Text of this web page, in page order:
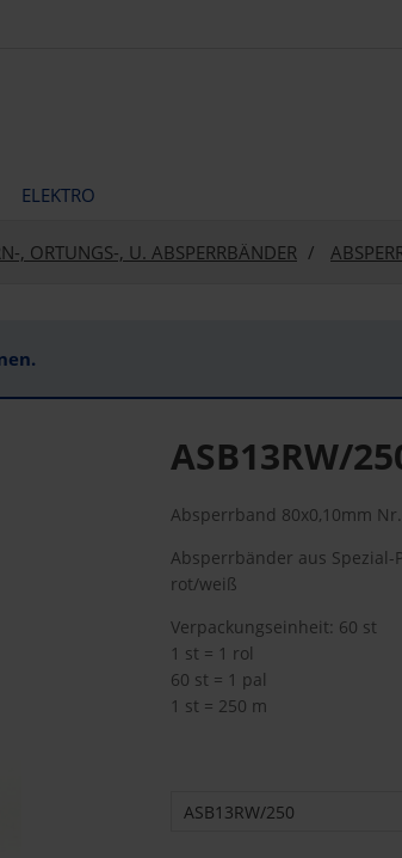
ELEKTRO
, ORTUNGS-, U. ABSPERRBÄNDER
ASB13RW/
Absperrband 80x0,10mm
Absperrbänder aus Spezial-
rot/weiß
Verpackungseinheit: 60 st
1 st = 1 rol
60 st = 1 pal
1 st = 250 m
ASB13RW/250